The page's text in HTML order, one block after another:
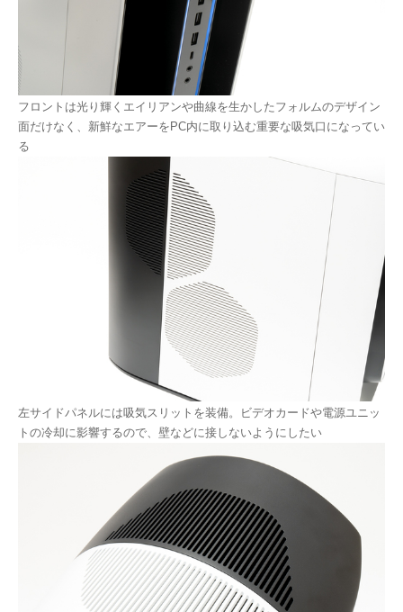
フロントは光り輝くエイリアンや曲線を生かしたフォルムのデザイン
面だけなく、新鮮なエアーをPC内に取り込む重要な吸気口になってい
る
左サイドパネルには吸気スリットを装備。ビデオカードや電源ユニッ
トの冷却に影響するので、壁などに接しないようにしたい